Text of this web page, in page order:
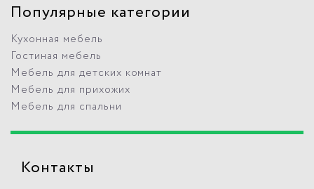
Популярные категории
Кухонная мебель
Гостиная мебель
Мебель для детских комнат
Мебель для прихожих
Мебель для спальни
Контакты